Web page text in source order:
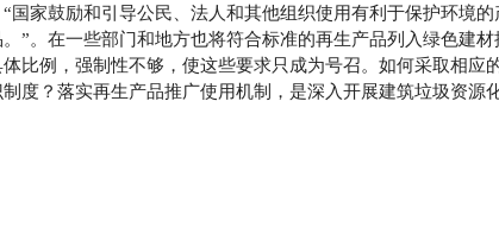
鼓励和引导公民、法人和其他组织使用有利于保护环境的
”。在一些部门和地方也将符合标准的再生产品列入绿色建
比例，强制性不够，使这些要求只成为号召。如何采取相
度？落实再生产品推广使用机制，是深入开展建筑垃圾资源